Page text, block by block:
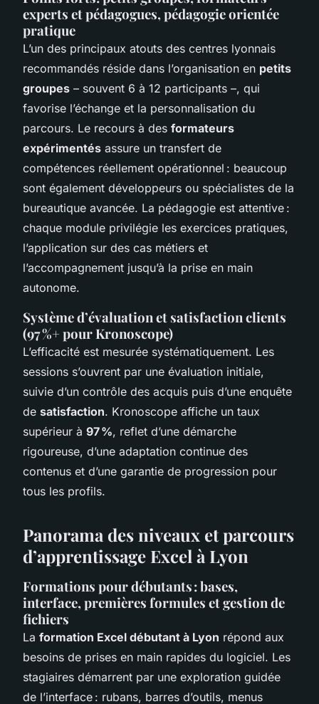
experts et pédagogues, pédagogie orientée
pratique
L’un des principaux atouts des centres lyonnais
recommandés réside dans l’organisation en petits
groupes – souvent 6 à 12 participants –, qui
favorise l’échange et la personnalisation du
parcours. Le recours à des formateurs
expérimentés assure un transfert de
compétences réellement opérationnel : beaucoup
sont également développeurs ou spécialistes de la
bureautique avancée. La pédagogie est attentive :
chaque module privilégie les exercices pratiques,
l’application sur des cas métiers et
l’accompagnement jusqu’à la prise en main
autonome.
Système d’évaluation et satisfaction clients
(97 %+ pour Kronoscope)
L’efficacité est mesurée systématiquement. Les
sessions s’ouvrent par une évaluation initiale,
suivie d’un contrôle des acquis puis d’une enquête
de satisfaction. Kronoscope affiche un taux
supérieur à 97 %, reflet d’une démarche
rigoureuse, d’une adaptation continue des
contenus et d’une garantie de progression pour
tous les profils.
Panorama des niveaux et parcours
d’apprentissage Excel à Lyon
Formations pour débutants : bases,
interface, premières formules et gestion de
fichiers
La formation Excel débutant à Lyon répond aux
besoins de prises en main rapides du logiciel. Les
stagiaires démarrent par une exploration guidée
de l’interface : rubans, barres d’outils, menus